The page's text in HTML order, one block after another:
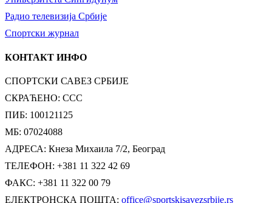
Радио телевизија Србије
Спортски журнал
КОНТАКТ ИНФО
СПОРТСКИ САВЕЗ СРБИЈЕ
СКРАЋЕНО: ССС
ПИБ: 100121125
МБ: 07024088
АДРЕСА: Кнеза Михаила 7/2, Београд
ТЕЛЕФОН: +381 11 322 42 69
ФАКС: +381 11 322 00 79
ЕЛЕКТРОНСКА ПОШТА: office@sportskisavezsrbije.rs